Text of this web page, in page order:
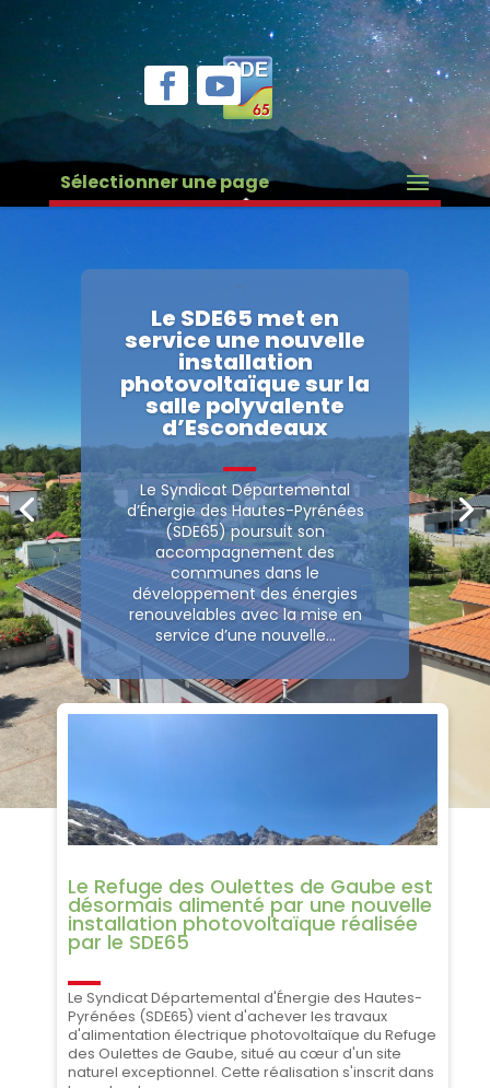
Sélectionner une page
Le SDE65 met en
service une nouvelle
installation
photovoltaïque sur la
salle polyvalente
d’Escondeaux
Le Syndicat Départemental
d’Énergie des Hautes-Pyrénées
(SDE65) poursuit son
accompagnement des
communes dans le
développement des énergies
renouvelables avec la mise en
service d’une nouvelle...
En savoir plus
Le Refuge des Oulettes de Gaube est
désormais alimenté par une nouvelle
installation photovoltaïque réalisée
par le SDE65
Le Syndicat Départemental d'Énergie des Hautes-
Pyrénées (SDE65) vient d'achever les travaux
d'alimentation électrique photovoltaïque du Refuge
des Oulettes de Gaube, situé au cœur d'un site
naturel exceptionnel. Cette réalisation s'inscrit dans